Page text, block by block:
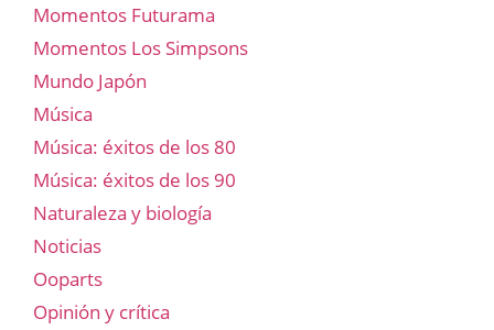
Momentos Futurama
Momentos Los Simpsons
Mundo Japón
Música
Música: éxitos de los 80
Música: éxitos de los 90
Naturaleza y biología
Noticias
Ooparts
Opinión y crítica